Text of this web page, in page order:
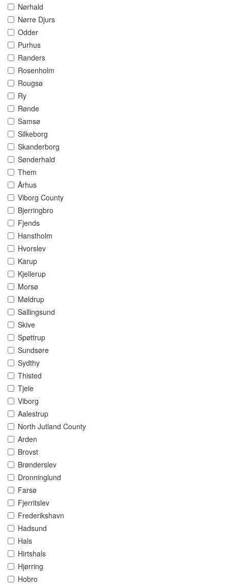
Nørhald
Nørre Djurs
Odder
Purhus
Randers
Rosenholm
Rougsø
Ry
Rønde
Samsø
Silkeborg
Skanderborg
Sønderhald
Them
Århus
Viborg County
Bjerringbro
Fjends
Hanstholm
Hvorslev
Karup
Kjellerup
Morsø
Møldrup
Sallingsund
Skive
Spøttrup
Sundsøre
Sydthy
Thisted
Tjele
Viborg
Aalestrup
North Jutland County
Arden
Brovst
Brønderslev
Dronninglund
Farsø
Fjerritslev
Frederikshavn
Hadsund
Hals
Hirtshals
Hjørring
Hobro